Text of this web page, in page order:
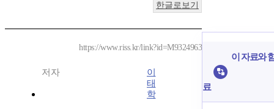
한글로보기
https://www.riss.kr/link?id=M9324963
저자
이
태
학
이 자료와
료